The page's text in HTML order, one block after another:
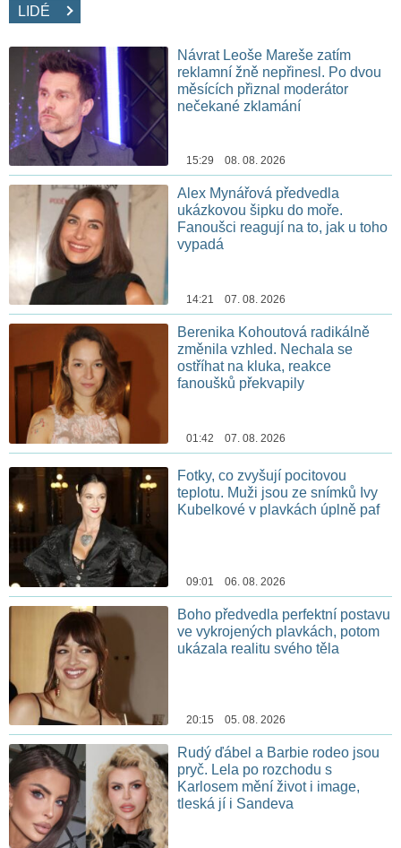
LIDÉ
Návrat Leoše Mareše zatím
reklamní žně nepřinesl. Po dvou
měsících přiznal moderátor
nečekané zklamání
15:29 08. 08. 2026
Alex Mynářová předvedla
ukázkovou šipku do moře.
Fanoušci reagují na to, jak u toho
vypadá
14:21 07. 08. 2026
Berenika Kohoutová radikálně
změnila vzhled. Nechala se
ostříhat na kluka, reakce
fanoušků překvapily
01:42 07. 08. 2026
Fotky, co zvyšují pocitovou
teplotu. Muži jsou ze snímků Ivy
Kubelkové v plavkách úplně paf
09:01 06. 08. 2026
Boho předvedla perfektní postavu
ve vykrojených plavkách, potom
ukázala realitu svého těla
20:15 05. 08. 2026
Rudý ďábel a Barbie rodeo jsou
pryč. Lela po rozchodu s
Karlosem mění život i image,
tleská jí i Sandeva